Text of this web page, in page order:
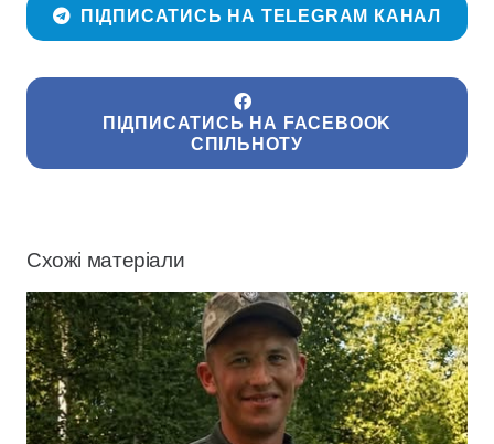
ПІДПИСАТИСЬ НА TELEGRAM КАНАЛ
ПІДПИСАТИСЬ НА FACEBOOK
СПІЛЬНОТУ
Схожі матеріали